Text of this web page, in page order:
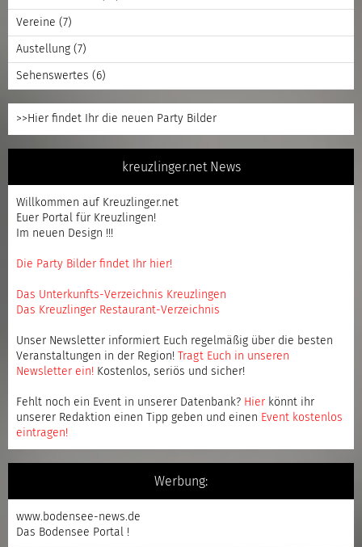
Vereine (7)
Austellung (7)
Sehenswertes (6)
>>Hier findet Ihr die neuen Party Bilder
kreuzlinger.net News
Willkommen auf Kreuzlinger.net
Euer Portal für Kreuzlingen!
Im neuen Design !!!
Die Party Bilder findet Ihr hier!
Das Unterkunfts-Verzeichnis Kreuzlingen
Das Kreuzlinger Restaurant-Verzeichnis
Unser Newsletter informiert Euch regelmäßig über die besten
Veranstaltungen in der Region!
Tragt Euch in unseren
Newsletter ein! Kostenlos, seriös und sicher!
Fehlt noch ein Event in unserer Datenbank? Hier könnt ihr
unserer Redaktion einen Tipp geben und einen Event kostenlos
eintragen!
Werbung:
www.bodensee-news.de
Das Bodensee Portal !